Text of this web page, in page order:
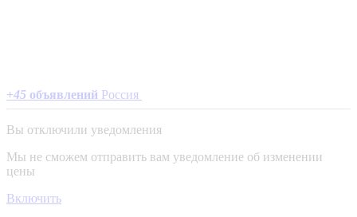
+45 объявлений Россия
Вы отключили уведомления
Мы не сможем отправить вам уведомление об изменении
цены
Включить